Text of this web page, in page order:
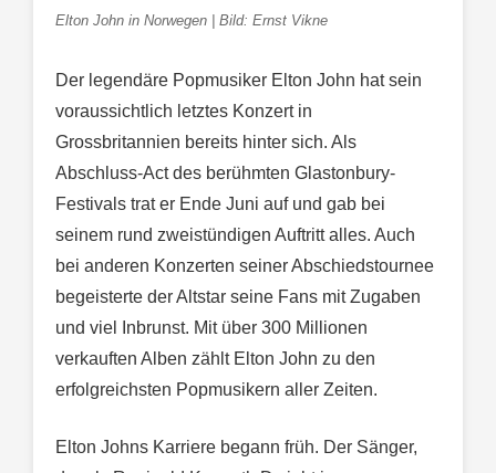
Elton John in Norwegen | Bild: Ernst Vikne
Der legendäre Popmusiker Elton John hat sein
voraussichtlich letztes Konzert in
Grossbritannien bereits hinter sich. Als
Abschluss-Act des berühmten Glastonbury-
Festivals trat er Ende Juni auf und gab bei
seinem rund zweistündigen Auftritt alles. Auch
bei anderen Konzerten seiner Abschiedstournee
begeisterte der Altstar seine Fans mit Zugaben
und viel Inbrunst. Mit über 300 Millionen
verkauften Alben zählt Elton John zu den
erfolgreichsten Popmusikern aller Zeiten.
Elton Johns Karriere begann früh. Der Sänger,